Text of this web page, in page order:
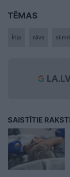
TĒMAS
Īrija nāve
SAISTĪTIE RAKSTI